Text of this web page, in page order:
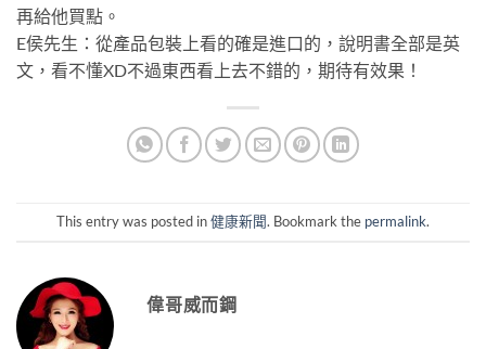
再給他買點。
E侯先生：從產品包裝上看的確是進口的，說明書全部是英
文，看不懂XD不過東西看上去不錯的，期待有效果！
This entry was posted in健康新聞. Bookmark the permalink.
偉哥威而鋼